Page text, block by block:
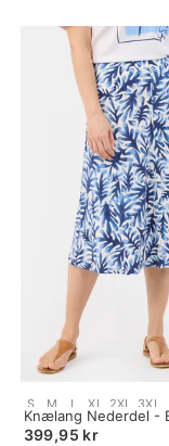
Knælang Nederdel -
Mønstret
399,95 kr
Size:
S
selected
S M L XL 2XL 3XL